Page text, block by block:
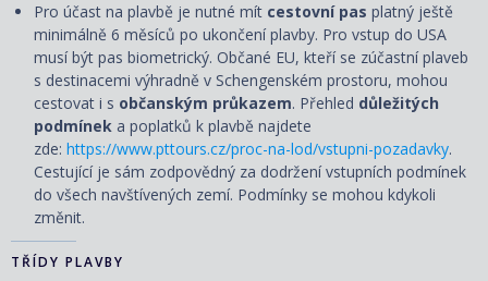
Pro účast na plavbě je nutné mít cestovní pas platný ještě
minimálně 6 měsíců po ukončení plavby. Pro vstup do USA
musí být pas biometrický. Občané EU, kteří se zúčastní plaveb
s destinacemi výhradně v Schengenském prostoru, mohou
cestovat i s občanským průkazem. Přehled důležitých
podmínek a poplatků k plavbě najdete
zde: https://www.pttours.cz/proc-na-lod/vstupni-pozadavky.
Cestující je sám zodpovědný za dodržení vstupních podmínek
do všech navštívených zemí. Podmínky se mohou kdykoli
změnit.
TŘÍDY PLAVBY